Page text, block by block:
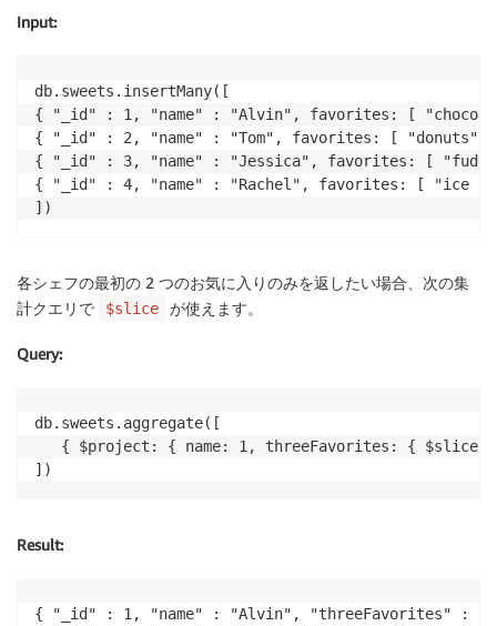
Input:
db.sweets.insertMany([
{ "_id" : 1, "name" : "Alvin", favorites: [
{ "_id" : 2, "name" : "Tom", favorites: [
{ "_id" : 3, "name" : "Jessica", favorites: [
{ "_id" : 4, "name" : "Rachel", favorites: [ "ice
])
各シェフの最初の 2 つのお気に入りのみを返したい場合、次の集
計クエリで
$slice が使えます。
Query:
db.sweets.aggregate([
{ $project: { name: 1, threeFavorites: { $slice:
])
Result:
{ "_id" : 1, "name" : "Alvin", "threeFavorites" : [